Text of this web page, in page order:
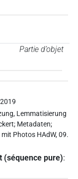
Partie d’objet
Lemmatisierung
Metadaten;
Photos HAdW, 09.
(séquence pure):